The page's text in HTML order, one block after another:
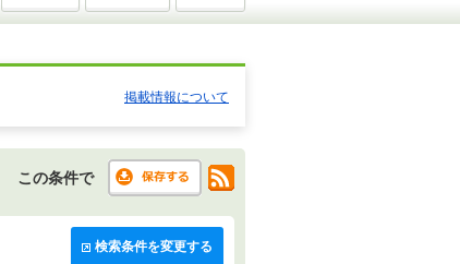
掲載情報について
この条件で
検索条件を変更する